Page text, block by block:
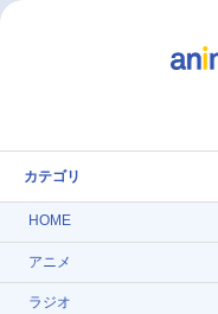
カテゴリ
HOME
アニメ
ラジオ